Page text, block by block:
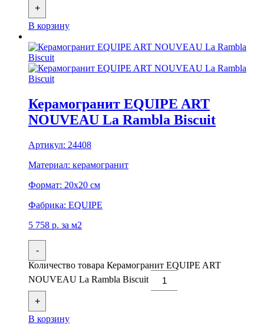
+
В корзину
Керамогранит EQUIPE ART
NOUVEAU La Rambla Biscuit
Артикул: 24408
Материал: керамогранит
Формат: 20x20 см
Фабрика: EQUIPE
5 758 р. за м2
-
Количество товара Керамогранит EQUIPE ART
NOUVEAU La Rambla Biscuit
+
В корзину